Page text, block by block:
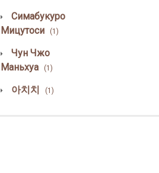
Симабукуро
Мицутоси
(1)
Чун Чжо
Маньхуа
(1)
아치치 (1)